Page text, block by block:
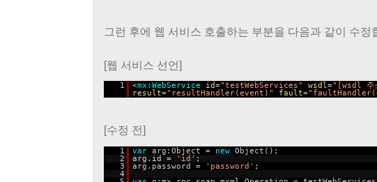
그런 후에 웹 서비스 호출하는 부분을 다음과 같이 수정
[웹 서비스 선언]
1 <mx:WebService id="testWebServices" wsdl="[wsdl 주
result="resultHandler(event)" fault=
[수정 전]
1 var arg:Object = new Object();
2
arg.id = 'id' ;
3
arg.password = 'password' ;
4